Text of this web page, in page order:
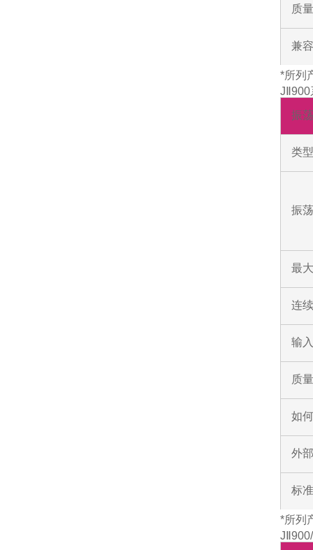
质
兼
*所列
JⅡ900
振
类型
振
最
连
输
质
如
外
标
*所列